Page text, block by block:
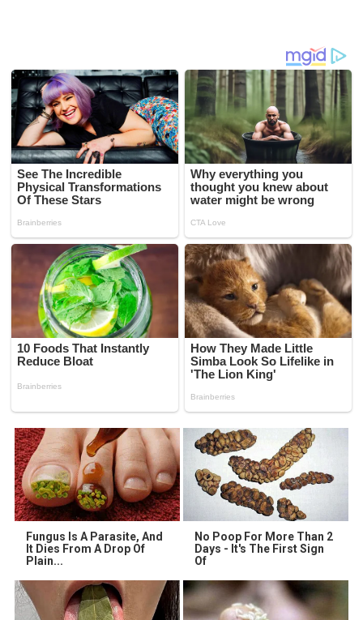
Fungus Is A Parasite, And
It Dies From A Drop Of
Plain...
No Poop For More Than 2
Days - It's The First Sign
Of